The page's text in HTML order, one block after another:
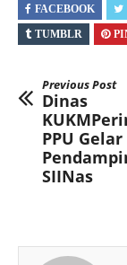
FACEBOOK
TUMBLR
Previous Post
Dinas
PPU Gelar
SIINas